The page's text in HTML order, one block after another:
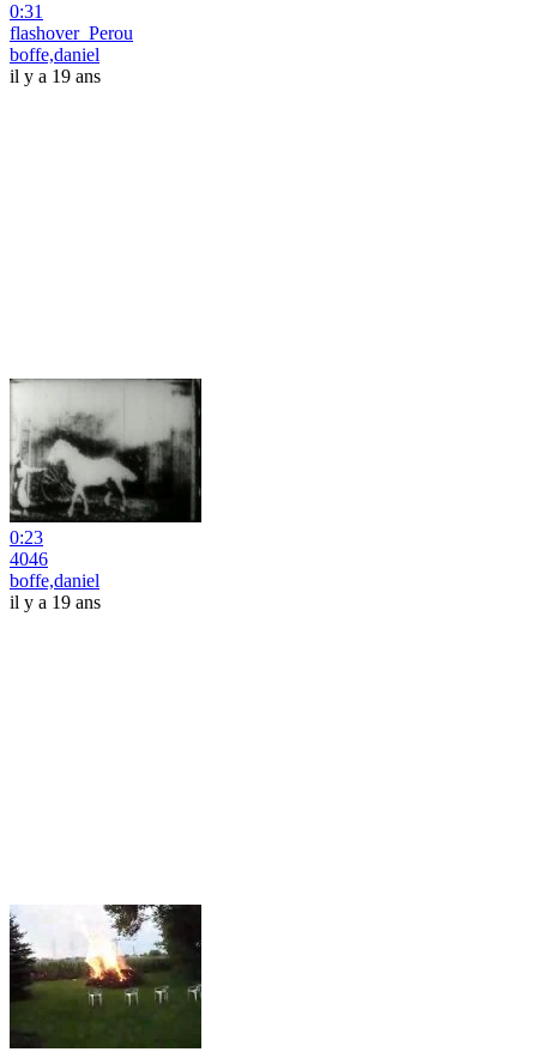
0:31
flashover_Perou
boffe,daniel
il y a 19 ans
0:23
4046
boffe,daniel
il y a 19 ans